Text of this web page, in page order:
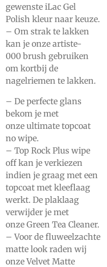
gewenste iLac Gel
Polish kleur naar keuze.
– Om strak te lakken
kan je onze artiste-
000 brush gebruiken
om kortbij de
nagelriemen te lakken.
– De perfecte glans
bekom je met
onze ultimate topcoat
no wipe.
– Top Rock Plus wipe
off kan je verkiezen
indien je graag met een
topcoat met kleeflaag
werkt. De plaklaag
verwijder je met
onze Green Tea Cleaner.
– Voor de fluweelzachte
matte look raden wij
onze Velvet Matte